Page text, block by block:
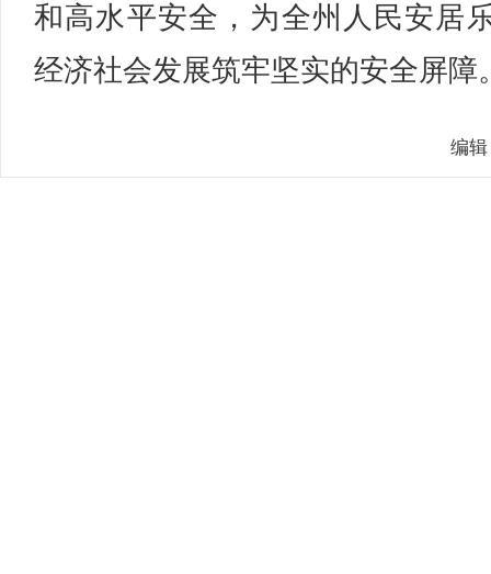
和高水平安全，为全州人民安居
经济社会发展筑牢坚实的安全屏障
编